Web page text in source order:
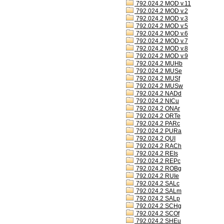
792.024.2 MOD v.11
792.024.2 MOD v.2
792.024.2 MOD v.3
792.024.2 MOD v.5
792.024.2 MOD v.6
792.024.2 MOD v.7
792.024.2 MOD v.8
792.024.2 MOD v.9
792.024.2 MUHb
792.024.2 MUSe
792.024.2 MUSf
792.024.2 MUSw
792.024.2 NADd
792.024.2 NICu
792.024.2 ONAr
792.024.2 ORTe
792.024.2 PARc
792.024.2 PURa
792.024.2 QUI
792.024.2 RACh
792.024.2 REIs
792.024.2 REPc
792.024.2 ROBg
792.024.2 RUIe
792.024.2 SALc
792.024.2 SALm
792.024.2 SALp
792.024.2 SCHg
792.024.2 SCOf
792.024.2 SHEu